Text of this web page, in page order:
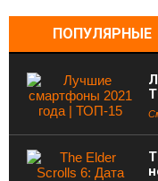
ПОПУЛЯРНЫЕ